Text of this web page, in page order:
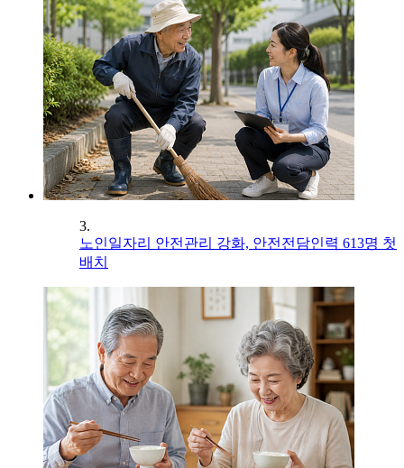
3.
노인일자리 안전관리 강화, 안전전담인력 613명 첫
배치